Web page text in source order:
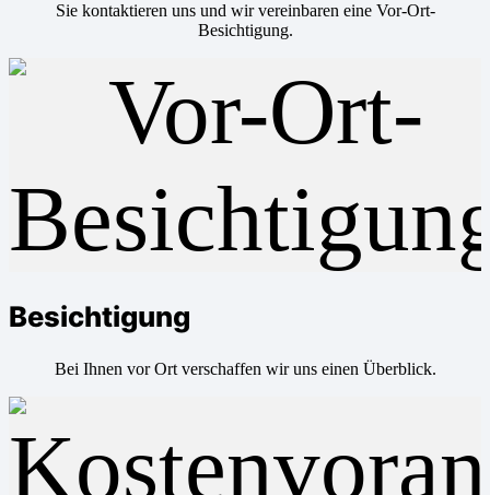
Sie kontaktieren uns und wir vereinbaren eine Vor-Ort-
Besichtigung.
Besichtigung
Bei Ihnen vor Ort verschaffen wir uns einen Überblick.